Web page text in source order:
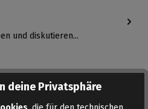
und diskutieren...
deine Privatsphäre